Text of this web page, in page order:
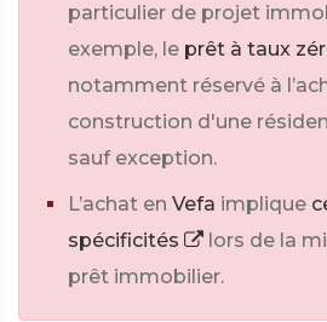
particulier de projet
exemple, le prêt à taux
notamment réservé à
construction d'une
sauf exception.
L’achat en Vefa implique
spécificités
lors de la
prêt immobilier.